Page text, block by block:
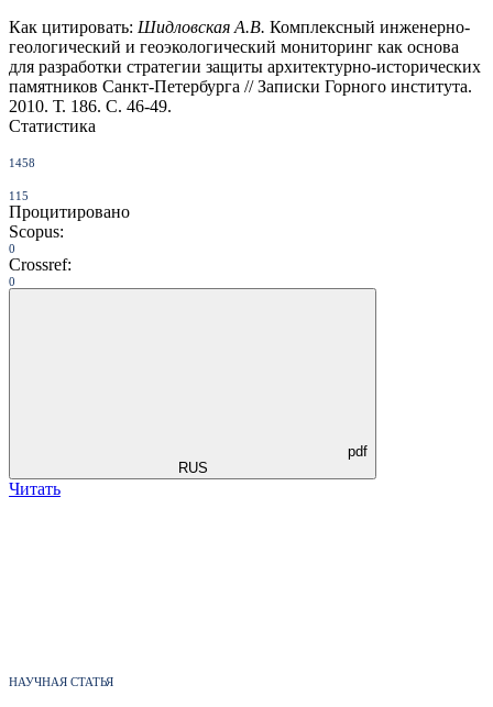
Как цитировать: Шидловская А.В. Комплексный инженерно-
геологический и геоэкологический мониторинг как основа
для разработки стратегии защиты архитектурно-исторических
памятников Санкт-Петербурга // Записки Горного института.
2010. Т. 186. С. 46-49.
Статистика
1458
115
Процитировано
Scopus:
0
Crossref:
0
pdf
RUS
Читать
НАУЧНАЯ СТАТЬЯ